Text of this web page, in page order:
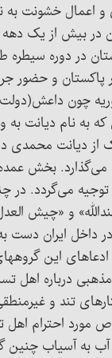
و اعمال خشونت به
در بیش از یک
در دوره سیطره
پاکستان و حضور
چون
به نام دیانت به
از دیانت
می‌گذارد. بخش
می‌گردد. در
و «چیش
داخل ایران دست
این
درباره اهل
تند و
مورد احترام اهل
آب به آسیاب